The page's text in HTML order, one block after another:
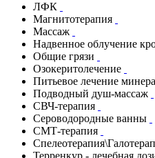
ЛФК
Магнитотерапия
Массаж
Надвенное облучение
Общие грязи
Озокеритолечение
Питьевое лечение
Подводный душ-массаж
СВЧ-терапия
Сероводородные ванны
СМТ-терапия